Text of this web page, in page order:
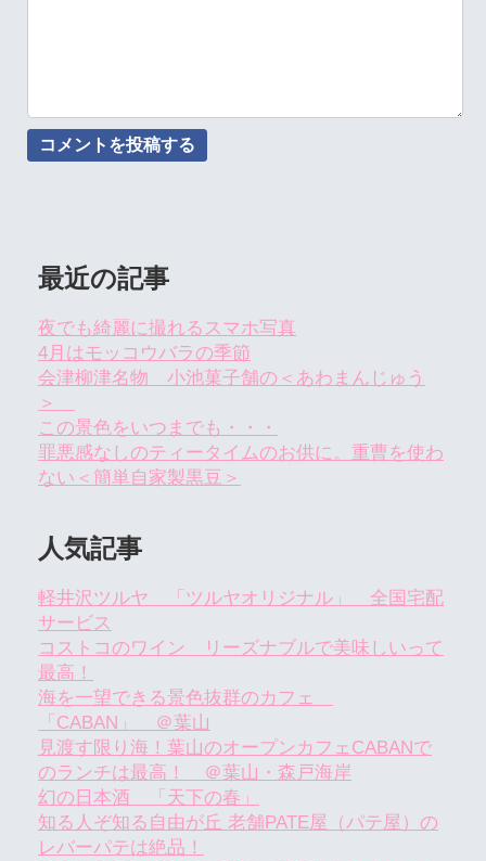
最近の記事
夜でも綺麗に撮れるスマホ写真
4月はモッコウバラの季節
会津柳津名物 小池菓子舗の＜あわまんじゅう
＞
この景色をいつまでも・・・
罪悪感なしのティータイムのお供に。重曹を使わ
ない＜簡単自家製黒豆＞
人気記事
軽井沢ツルヤ 「ツルヤオリジナル」 全国宅配
サービス
コストコのワイン リーズナブルで美味しいって
最高！
海を一望できる景色抜群のカフェ
「CABAN」 ＠葉山
見渡す限り海！葉山のオープンカフェCABANで
のランチは最高！ ＠葉山・森戸海岸
幻の日本酒 「天下の春」
知る人ぞ知る自由が丘 老舗PATE屋（パテ屋）の
レバーパテは絶品！